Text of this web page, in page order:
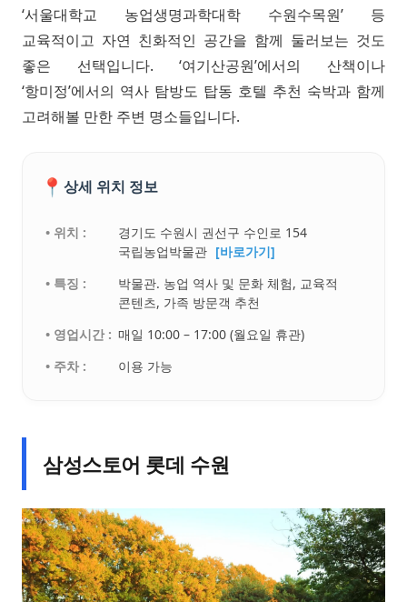
‘서울대학교 농업생명과학대학 수원수목원’ 등
교육적이고 자연 친화적인 공간을 함께 둘러보는 것도
좋은 선택입니다. ‘여기산공원’에서의 산책이나
‘항미정’에서의 역사 탐방도 탑동 호텔 추천 숙박과 함께
고려해볼 만한 주변 명소들입니다.
📍 상세 위치 정보
• 위치 :
경기도 수원시 권선구 수인로 154
국립농업박물관 [바로가기]
• 특징 :
박물관. 농업 역사 및 문화 체험, 교육적
콘텐츠, 가족 방문객 추천
• 영업시간 : 매일 10:00 – 17:00 (월요일 휴관)
• 주차 :
이용 가능
삼성스토어 롯데 수원